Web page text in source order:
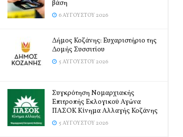
βάση
6 ΑΥΓΟΎΣΤΟΥ 2026
Δήμος Κοζάνης: Ευχαριστήριο της
Δομής Συσσιτίου
5 ΑΥΓΟΎΣΤΟΥ 2026
Συγκρότηση Νομαρχιακής
Επιτροπής Εκλογικού Αγώνα
ΠΑΣΟΚ Κίνημα Αλλαγής Κοζάνης
5 ΑΥΓΟΎΣΤΟΥ 2026